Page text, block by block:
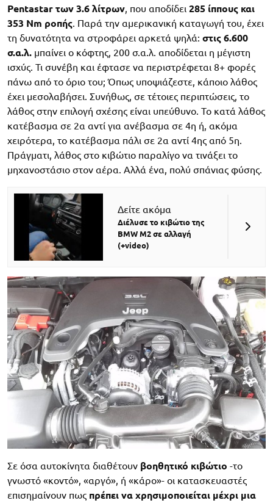
Pentastar των 3.6 λίτρων, που αποδίδει 285 ίππους και
353 Nm ροπής. Παρά την αμερικανική καταγωγή του, έχει
τη δυνατότητα να στροφάρει αρκετά ψηλά: στις 6.600
σ.α.λ. μπαίνει ο κόφτης, 200 σ.α.λ. αποδίδεται η μέγιστη
ισχύς. Τι συνέβη και έφτασε να περιστρέφεται 8+ φορές
πάνω από το όριο του; Όπως υποψιάζεστε, κάποιο λάθος
έχει μεσολαβήσει. Συνήθως, σε τέτοιες περιπτώσεις, το
λάθος στην επιλογή σχέσης είναι υπεύθυνο. Το κατά λάθος
κατέβασμα σε 2α αντί για ανέβασμα σε 4η ή, ακόμα
χειρότερα, το κατέβασμα πάλι σε 2α αντί 4ης από 5η.
Πράγματι, λάθος στο κιβώτιο παραλίγο να τινάξει το
μηχανοστάσιο στον αέρα. Αλλά ένα, πολύ σπάνιας φύσης.
Δείτε ακόμα
Διέλυσε το κιβώτιο της
BMW M2 σε αλλαγή
(+video)
Σε όσα αυτοκίνητα διαθέτουν βοηθητικό κιβώτιο -το
γνωστό «κοντό», «αργό», ή «κάρο»- οι κατασκευαστές
επισημαίνουν πως πρέπει να χρησιμοποιείται μέχρι μια